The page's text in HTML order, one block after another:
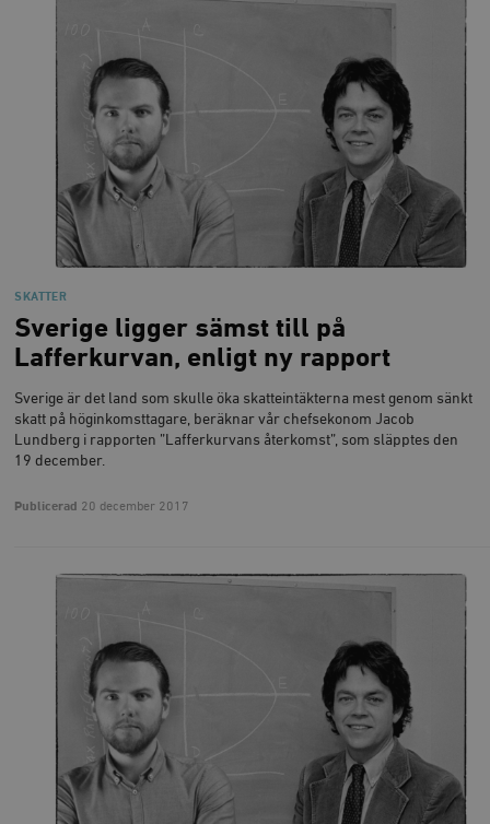
SKATTER
Sverige ligger sämst till på
Lafferkurvan, enligt ny rapport
Sverige är det land som skulle öka skatteintäkterna mest genom sänkt
skatt på höginkomsttagare, beräknar vår chefsekonom Jacob
Lundberg i rapporten ”Lafferkurvans återkomst”, som släpptes den
19 december.
Publicerad 20 december 2017